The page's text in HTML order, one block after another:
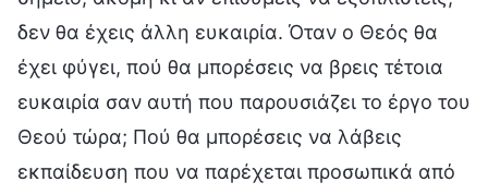
δεν θα έχεις άλλη ευκαιρία. Όταν ο Θεός θα
έχει φύγει, πού θα μπορέσεις να βρεις τέτοια
ευκαιρία σαν αυτή που παρουσιάζει το έργο του
Θεού τώρα; Πού θα μπορέσεις να λάβεις
εκπαίδευση που να παρέχεται προσωπικά από